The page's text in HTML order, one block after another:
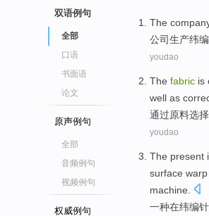
双语例句
全部
口语
书面语
论文
原声例句
全部
音频例句
视频例句
权威例句
The
公司生产纬编
youdao
The fabric is
well as
通过原料选择
youdao
The present
surface
machine
一种在纬编